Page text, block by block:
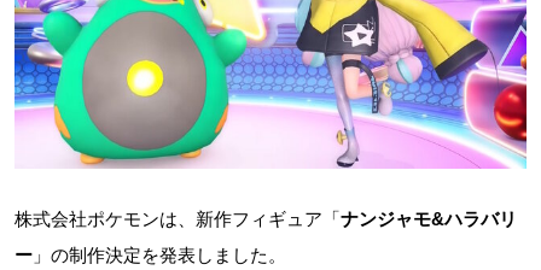
株式会社ポケモンは、新作フィギュア「ナンジャモ&ハラバリ
ー 」の制作決定を発表しました。